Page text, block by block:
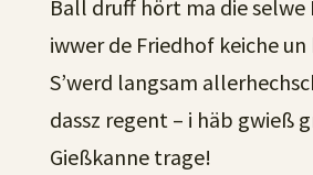
Ball druff hört ma die selwe
iwwer de Friedhof keiche un
S’werd langsam
dassz regent – i häb gwieß
Gießkanne trage!